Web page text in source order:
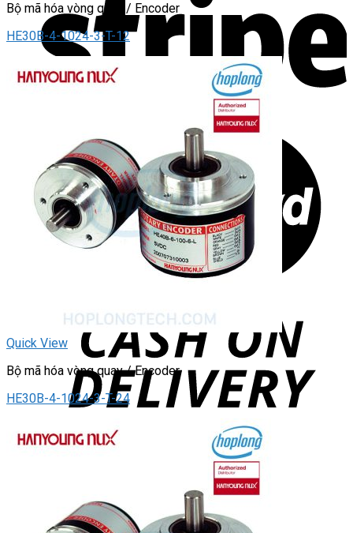
Bộ mã hóa vòng quay / Encoder
HE30B-4-1024-3-T-12
Quick View
Bộ mã hóa vòng quay / Encoder
HE30B-4-1024-3-T-24